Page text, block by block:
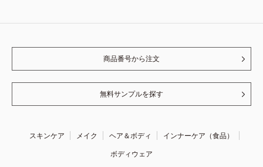
商品番号から注文
無料サンプルを探す
スキンケア メイク ヘア＆ボディ
インナーケア（食品）
ボディウェア